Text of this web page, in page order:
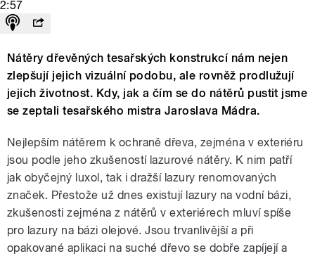
2:57
Nátěry dřevěných tesařských konstrukcí nám nejen
zlepšují jejich vizuální podobu, ale rovněž prodlužují
jejich životnost. Kdy, jak a čím se do nátěrů pustit jsme
se zeptali tesařského mistra Jaroslava Mádra.
Nejlepším nátěrem k ochraně dřeva, zejména v exteriéru
jsou podle jeho zkušeností lazurové nátěry. K nim patří
jak obyčejný luxol, tak i dražší lazury renomovaných
značek. Přestože už dnes existují lazury na vodní bázi,
zkušenosti zejména z nátěrů v exteriérech mluví spíše
pro lazury na bázi olejové. Jsou trvanlivější a při
opakované aplikaci na suché dřevo se dobře zapíjejí a